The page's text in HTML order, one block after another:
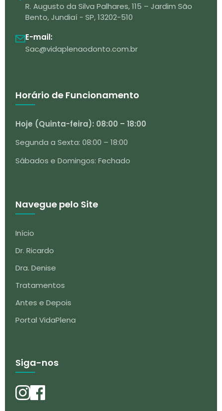
R. Augusto da Silva Palhares, 115 – Jardim São
Bento, Jundiaí - SP, 13202-510
E-mail:
Sac@vidaplenaodonto.com.br
Horário de Funcionamento
Hoje (Quinta-feira): 08:00 – 18:00
Segunda a Sexta: 08:00 – 18:00
Sábados e Domingos: Fechado
Navegue pelo Site
Início
Dr. Ricardo
Dra. Denise
Tratamentos
Antes e Depois
Portal VidaPlena
Siga-nos